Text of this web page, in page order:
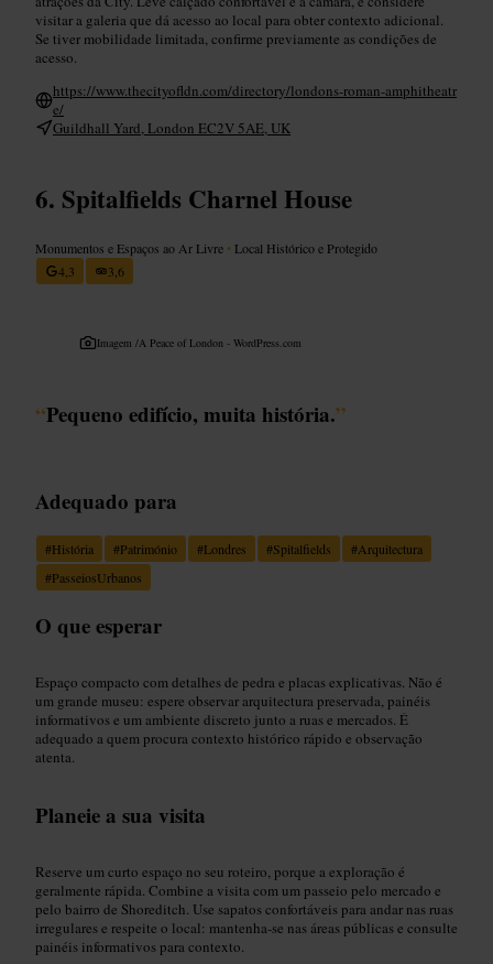
visitar a galeria que dá acesso ao local para obter contexto adicional.
Se tiver mobilidade limitada, confirme previamente as condições de
acesso.
https://www.thecityofldn.com/directory/londons-roman-amphitheatr
e/
Guildhall Yard, London EC2V 5AE, UK
Spitalfields Charnel House
Monumentos e Espaços ao Ar Livre • Local Histórico e Protegido
4,3
3,6
Imagem /A Peace of London - WordPress.com
“Pequeno edifício, muita história.”
Adequado para
#História #Património #Londres #Spitalfields #Arquitectura
#PasseiosUrbanos
O que esperar
Espaço compacto com detalhes de pedra e placas explicativas. Não é
um grande museu: espere observar arquitectura preservada, painéis
informativos e um ambiente discreto junto a ruas e mercados. É
adequado a quem procura contexto histórico rápido e observação
atenta.
Planeie a sua visita
Reserve um curto espaço no seu roteiro, porque a exploração é
geralmente rápida. Combine a visita com um passeio pelo mercado e
pelo bairro de Shoreditch. Use sapatos confortáveis para andar nas ruas
irregulares e respeite o local: mantenha-se nas áreas públicas e consulte
painéis informativos para contexto.